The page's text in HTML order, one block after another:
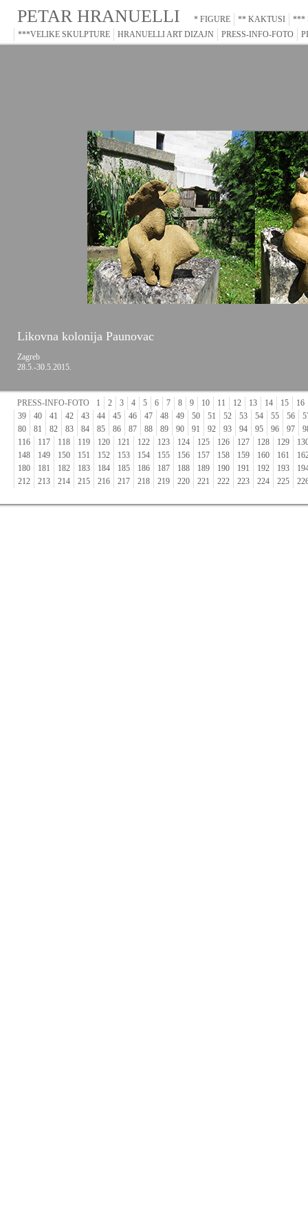
PETAR HRANUELLI * FIGURE ** KAKTUSI
***
***VELIKE SKULPTURE
HRANUELLI ART DIZAJN PRESS-INFO-FOTO
Likovna kolonija Paunovac
Zagreb
28.5.-30.5.2015.
PRESS-INFO-FOTO 1 2 3 4 5 6 7 8 9 10 11 12 13 14 15
16
39
40 41 42 43 44 45 46 47 48 49 50 51 52 53 54 55 56
80
81 82 83 84 85 86 87 88 89 90 91 92 93 94 95 96 97
116
117 118 119 120 121 122 123 124 125 126 127 128 129
148
149 150 151 152 153 154 155 156 157 158 159 160 161
180
181 182 183 184 185 186 187 188 189 190 191 192 193
212
213 214 215 216 217 218 219 220 221 222 223 224 225